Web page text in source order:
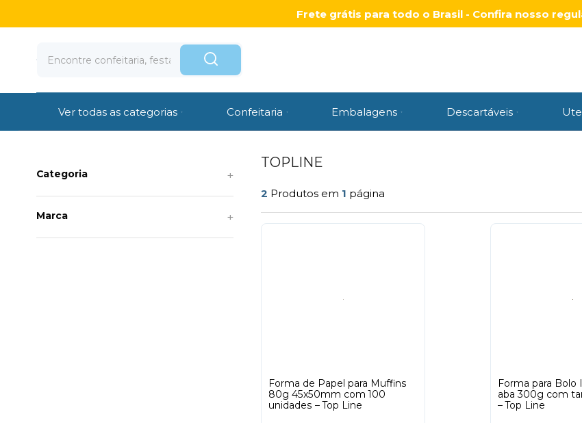
Frete grátis para todo o Brasil - Confira nosso
Ver todas as categorias Confeitaria Embalagens Descartáveis
Categoria
Marca
TOPLINE
2 Produtos em 1 página
Forma de Papel para Muffins
80g 45x50mm com 100
unidades – Top Line
Forma para Bolo
aba 300g com
– Top Line